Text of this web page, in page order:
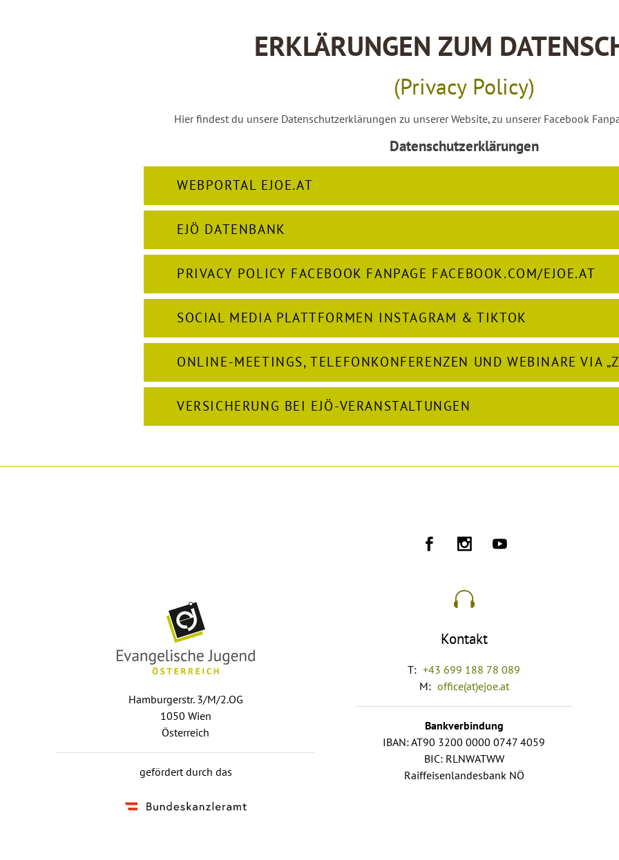
ERKLÄRUNGEN ZUM
(Privacy Policy)
Hier findest du unsere Datenschutzerklärungen zu unserer Website, zu unserer Facebook
Datenschutzerklärungen
WEBPORTAL EJOE.AT
EJÖ DATENBANK
PRIVACY POLICY FACEBOOK FANPAGE FACEBOOK.COM/EJOE.AT
SOCIAL MEDIA PLATTFORMEN INSTAGRAM & TIKTOK
ONLINE-MEETINGS, TELEFONKONFERENZEN UND WEBINARE VIA
VERSICHERUNG BEI EJÖ-VERANSTALTUNGEN
Hamburgerstr. 3/M/2.OG
1050 Wien
Österreich
gefördert durch das
Kontakt
T: +43 699 188 78 089
M: office(at)ejoe.at
Bankverbindung
IBAN: AT90 3200 0000 0747 4059
BIC: RLNWATWW
Raiffeisenlandesbank NÖ